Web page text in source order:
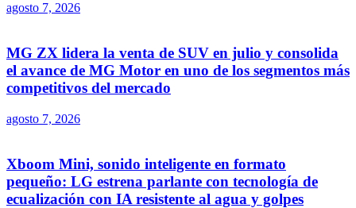
agosto 7, 2026
MG ZX lidera la venta de SUV en julio y consolida
el avance de MG Motor en uno de los segmentos más
competitivos del mercado
agosto 7, 2026
Xboom Mini, sonido inteligente en formato
pequeño: LG estrena parlante con tecnología de
ecualización con IA resistente al agua y golpes